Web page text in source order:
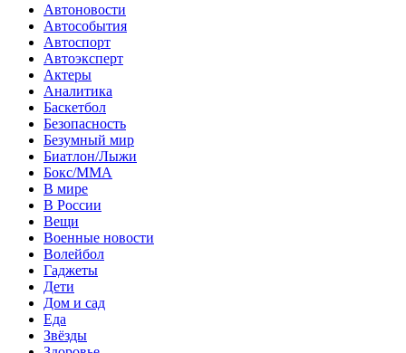
Автоновости
Автособытия
Автоспорт
Автоэксперт
Актеры
Аналитика
Баскетбол
Безопасность
Безумный мир
Биатлон/Лыжи
Бокс/MMA
В мире
В России
Вещи
Военные новости
Волейбол
Гаджеты
Дети
Дом и сад
Еда
Звёзды